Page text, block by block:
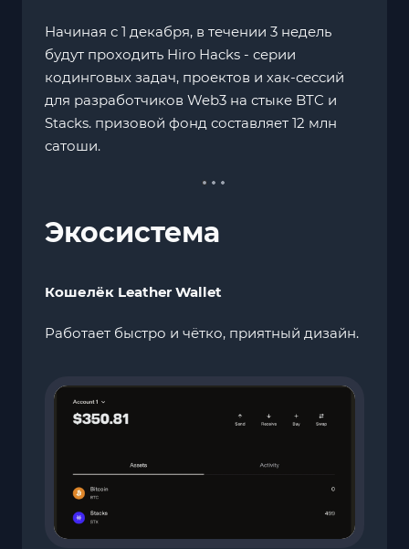
Начиная с 1 декабря, в течении 3 недель
будут проходить Hiro Hacks - серии
кодинговых задач, проектов и хак-сессий
для разработчиков Web3 на стыке BTC и
Stacks. призовой фонд составляет 12 млн
сатоши.
Экосистема
Кошелёк Leather Wallet
Работает быстро и чётко, приятный дизайн.